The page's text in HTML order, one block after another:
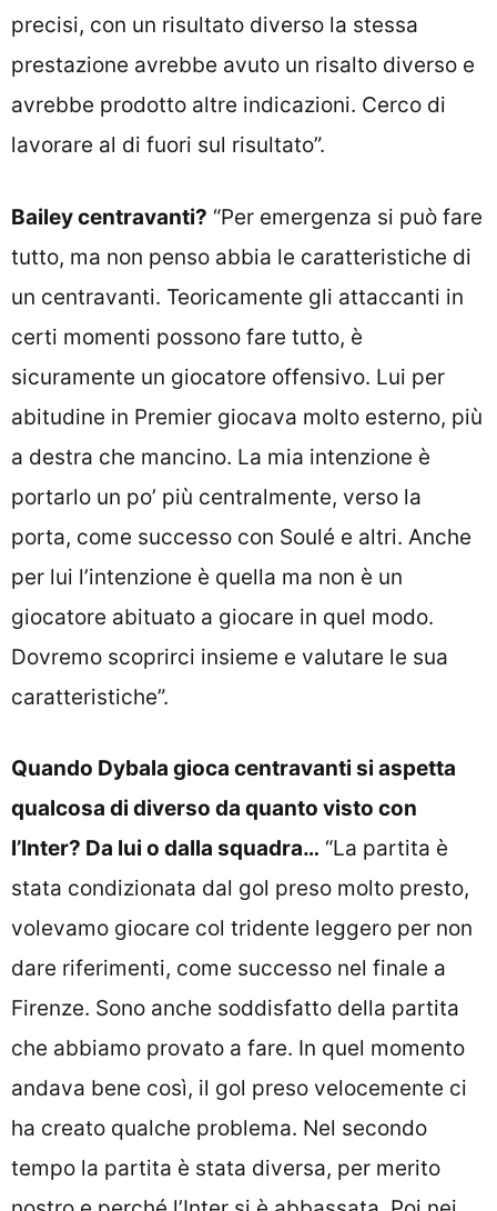
precisi, con un risultato diverso la stessa
prestazione avrebbe avuto un risalto diverso e
avrebbe prodotto altre indicazioni. Cerco di
lavorare al di fuori sul risultato”.
Bailey centravanti? “Per emergenza si può fare
tutto, ma non penso abbia le caratteristiche di
un centravanti. Teoricamente gli attaccanti in
certi momenti possono fare tutto, è
sicuramente un giocatore offensivo. Lui per
abitudine in Premier giocava molto esterno, più
a destra che mancino. La mia intenzione è
portarlo un po’ più centralmente, verso la
porta, come successo con Soulé e altri. Anche
per lui l’intenzione è quella ma non è un
giocatore abituato a giocare in quel modo.
Dovremo scoprirci insieme e valutare le sua
caratteristiche”.
Quando Dybala gioca centravanti si aspetta
qualcosa di diverso da quanto visto con
l’Inter? Da lui o dalla squadra… “La partita è
stata condizionata dal gol preso molto presto,
volevamo giocare col tridente leggero per non
dare riferimenti, come successo nel finale a
Firenze. Sono anche soddisfatto della partita
che abbiamo provato a fare. In quel momento
andava bene così, il gol preso velocemente ci
ha creato qualche problema. Nel secondo
tempo la partita è stata diversa, per merito